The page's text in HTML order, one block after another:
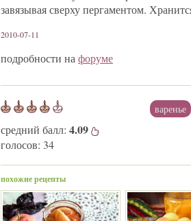
завязывая сверху пергаментом.
2010-07-11
подробности на форуме
средний балл: 4.09
голосов: 34
варенье
похожие рецепты